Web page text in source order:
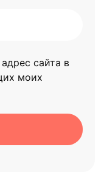
сайта в
моих